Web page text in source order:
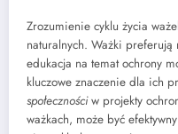
Zrozumienie cyklu życia
naturalnych. Ważki preferują
edukacja na temat ochrony
kluczowe znaczenie dla ich
społecznościw projekty
ważkach, może być